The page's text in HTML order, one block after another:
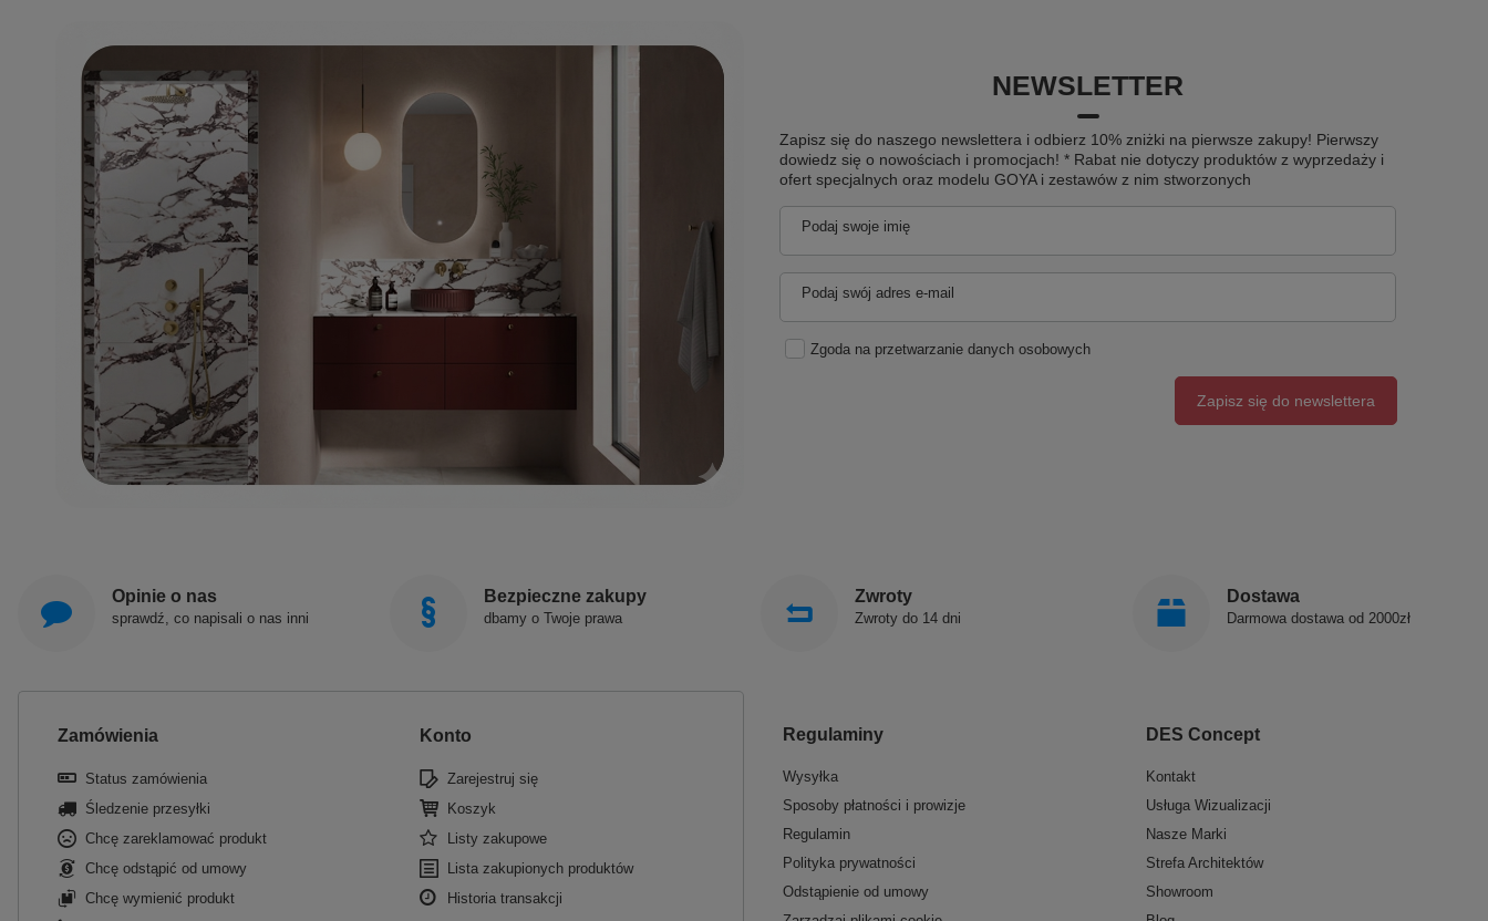
NEWSLETTER
Zapisz się do naszego newslettera i odbierz 10% zniżki na pierwsze zakupy! Pierwszy
dowiedz się o nowościach i promocjach! * Rabat nie dotyczy produktów z wyprzedaży i
ofert specjalnych oraz modelu GOYA i zestawów z nim stworzonych
Podaj swoje imię
Podaj swój adres e-mail
Zgoda na przetwarzanie danych osobowych
Zapisz się do newslettera
Opinie o nas
sprawdź, co napisali o nas inni
Bezpieczne zakupy
dbamy o Twoje prawa
Zwroty
Zwroty do 14 dni
Dostawa
Darmowa dostawa od 2000zł
Zamówienia
Status zamówienia
Śledzenie przesyłki
Chcę zareklamować produkt
Chcę odstąpić od umowy
Chcę wymienić produkt
Konto
Zarejestruj się
Koszyk
Listy zakupowe
Lista zakupionych produktów
Historia transakcji
Regulaminy
Wysyłka
Sposoby płatności i prowizje
Regulamin
Polityka prywatności
Odstąpienie od umowy
DES Concept
Kontakt
Usługa Wizualizacji
Nasze Marki
Strefa Architektów
Showroom